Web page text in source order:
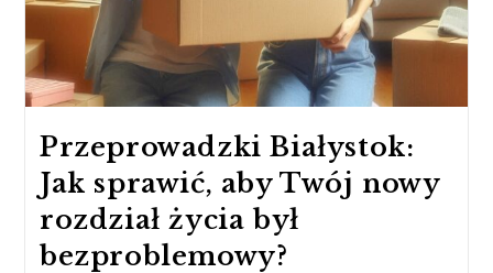
Przeprowadzki Białystok:
Jak sprawić, aby Twój nowy
rozdział życia był
bezproblemowy?